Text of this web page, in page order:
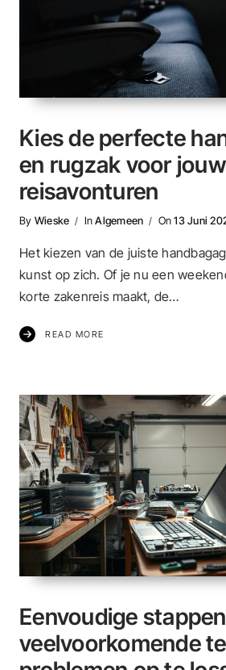
Kies de perfecte
en rugzak voor jouw
reisavonturen
By Wieske InAlgemeen On13 Juni
Het kiezen van de juiste
kunst op zich. Of je nu een
korte zakenreis maakt, de…
READ MORE
Eenvoudige
veelvoorkomende